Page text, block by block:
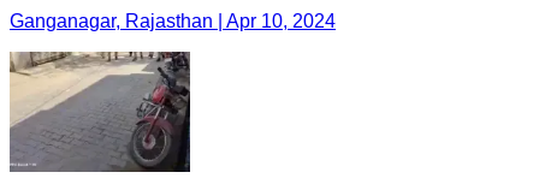
Ganganagar, Rajasthan | Apr 10, 2024